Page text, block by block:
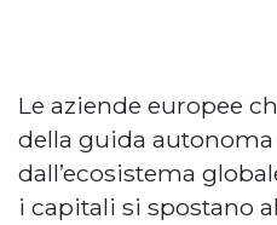
Le aziende europee
della guida
dall’ecosistema
i capitali si spostano